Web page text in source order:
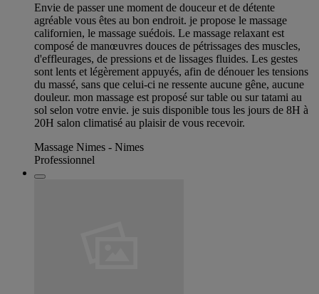
Envie de passer une moment de douceur et de détente
agréable vous êtes au bon endroit. je propose le massage
californien, le massage suédois. Le massage relaxant est
composé de manœuvres douces de pétrissages des muscles,
d'effleurages, de pressions et de lissages fluides. Les gestes
sont lents et légèrement appuyés, afin de dénouer les tensions
du massé, sans que celui-ci ne ressente aucune gêne, aucune
douleur. mon massage est proposé sur table ou sur tatami au
sol selon votre envie. je suis disponible tous les jours de 8H à
20H salon climatisé au plaisir de vous recevoir.
Massage Nimes - Nimes
Professionnel